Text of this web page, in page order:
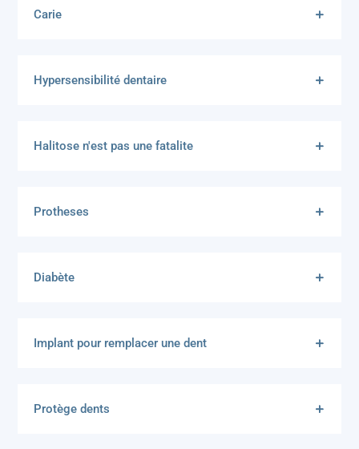
Carie
Hypersensibilité dentaire
Halitose n'est pas une fatalite
Protheses
Diabète
Implant pour remplacer une dent
Protège dents